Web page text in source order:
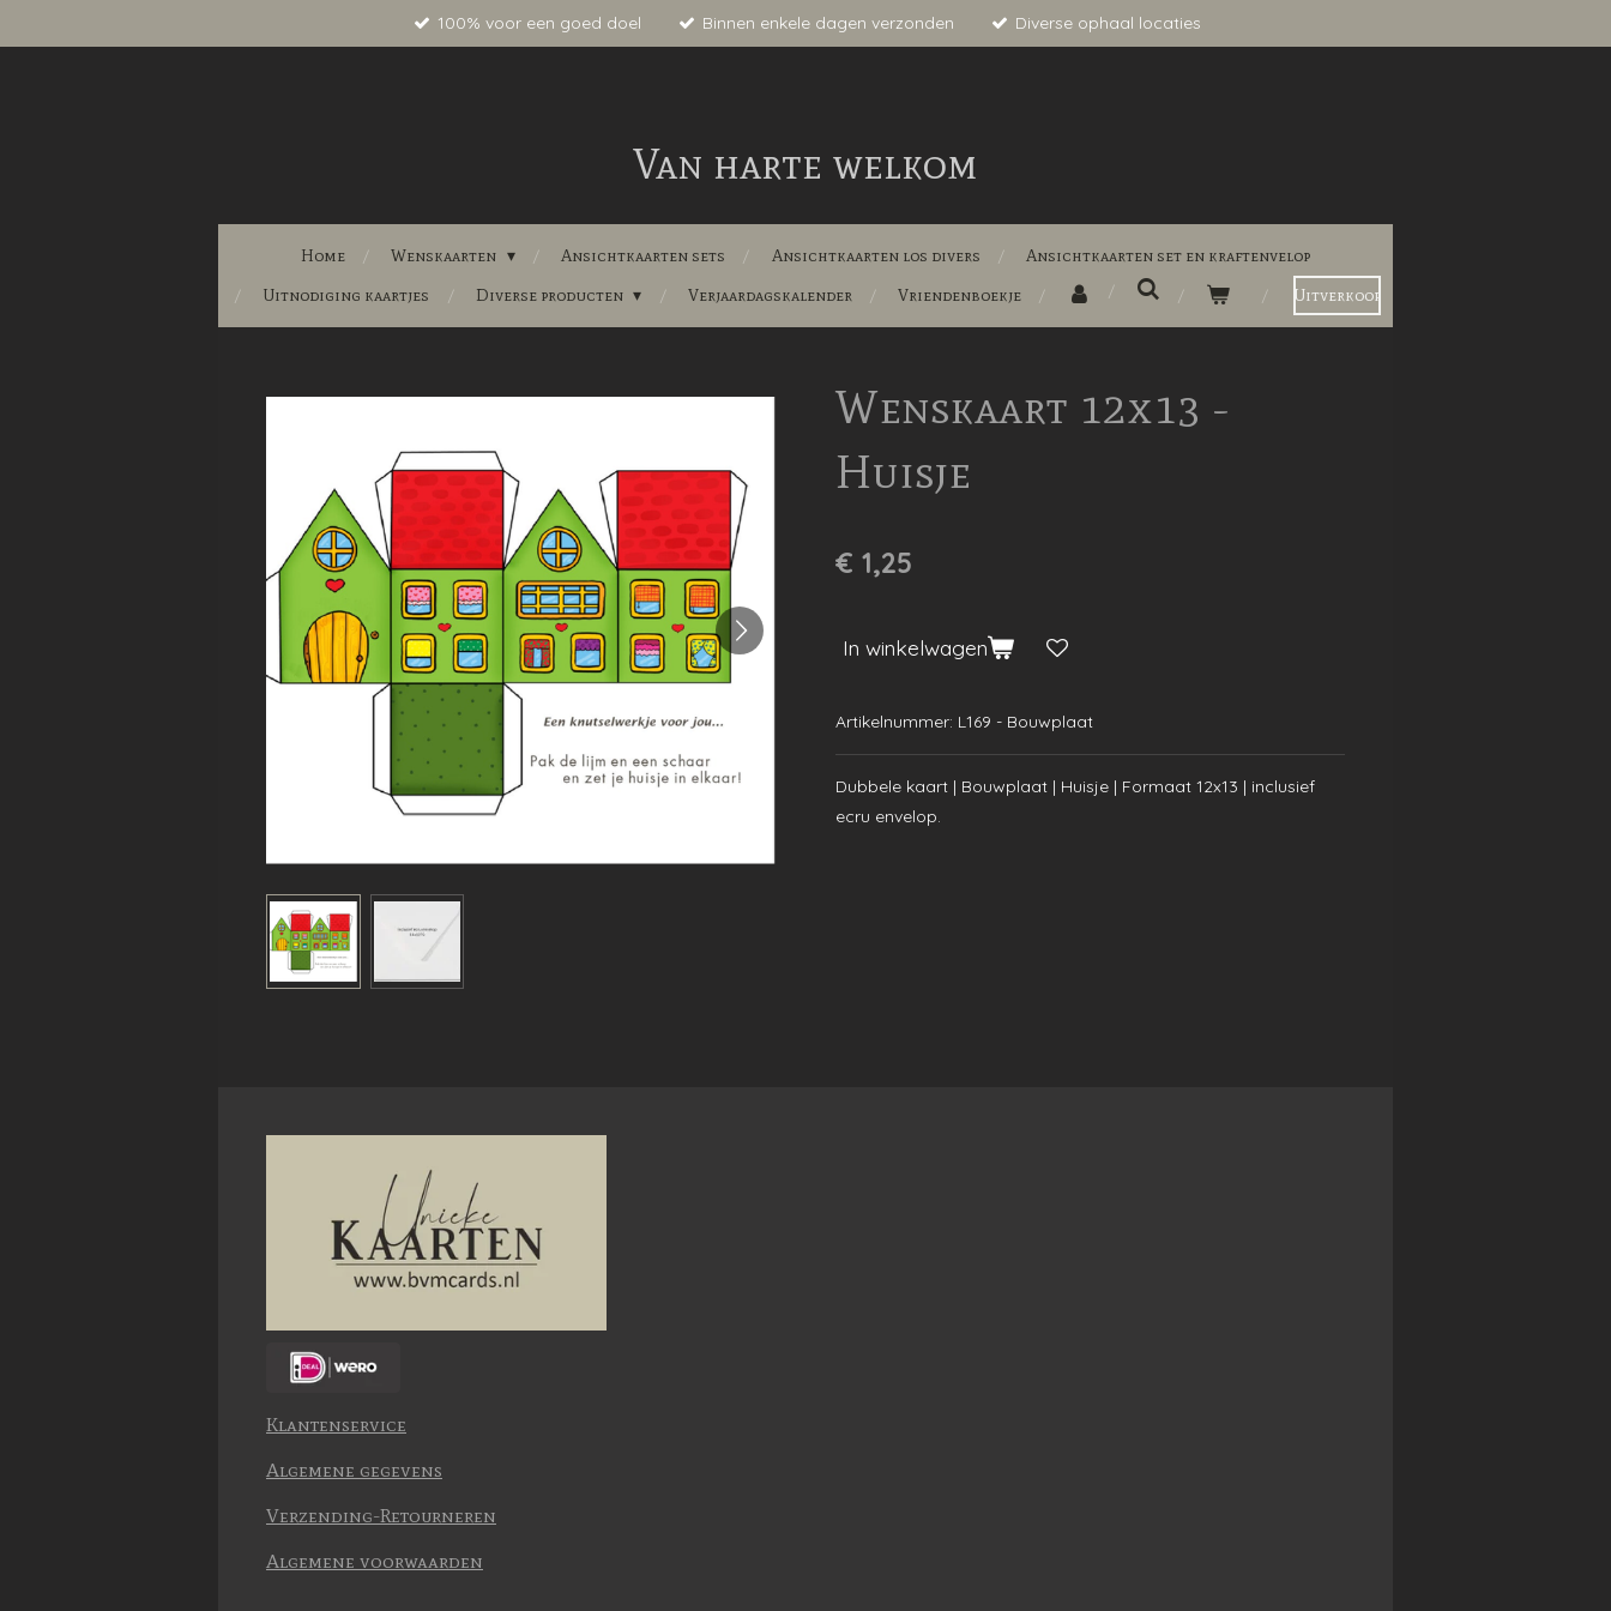
100% voor een goed doel Binnen enkele dagen verzonden Diverse ophaal locaties
Van harte welkom
Home Wenskaarten Ansichtkaarten sets Ansichtkaarten los divers
Ansichtkaarten set en kraftenvelop
Uitnodiging kaartjes
Diverse producten Verjaardagskalender Vriendenboekje Uitverkoop
Wenskaart 12x13 -
Huisje
€ 1,25
In winkelwagen
Artikelnummer: L169 - Bouwplaat
Dubbele kaart | Bouwplaat | Huisje | Formaat 12x13 | inclusief
ecru envelop.
Klantenservice
Algemene gegevens
Verzending-Retourneren
Algemene voorwaarden